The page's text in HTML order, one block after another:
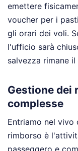
emettere
voucher per i
gli orari dei voli.
l'ufficio sarà
salvezza rimane
Gestione dei
complesse
Entriamo nel vivo
rimborso è